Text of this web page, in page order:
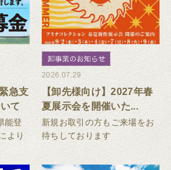
急支
て
能登
より
2026.07.29
【卸先様向け】2027年春
夏展示会を開催いた...
新規お取引の方もご来場をお
待ちしております